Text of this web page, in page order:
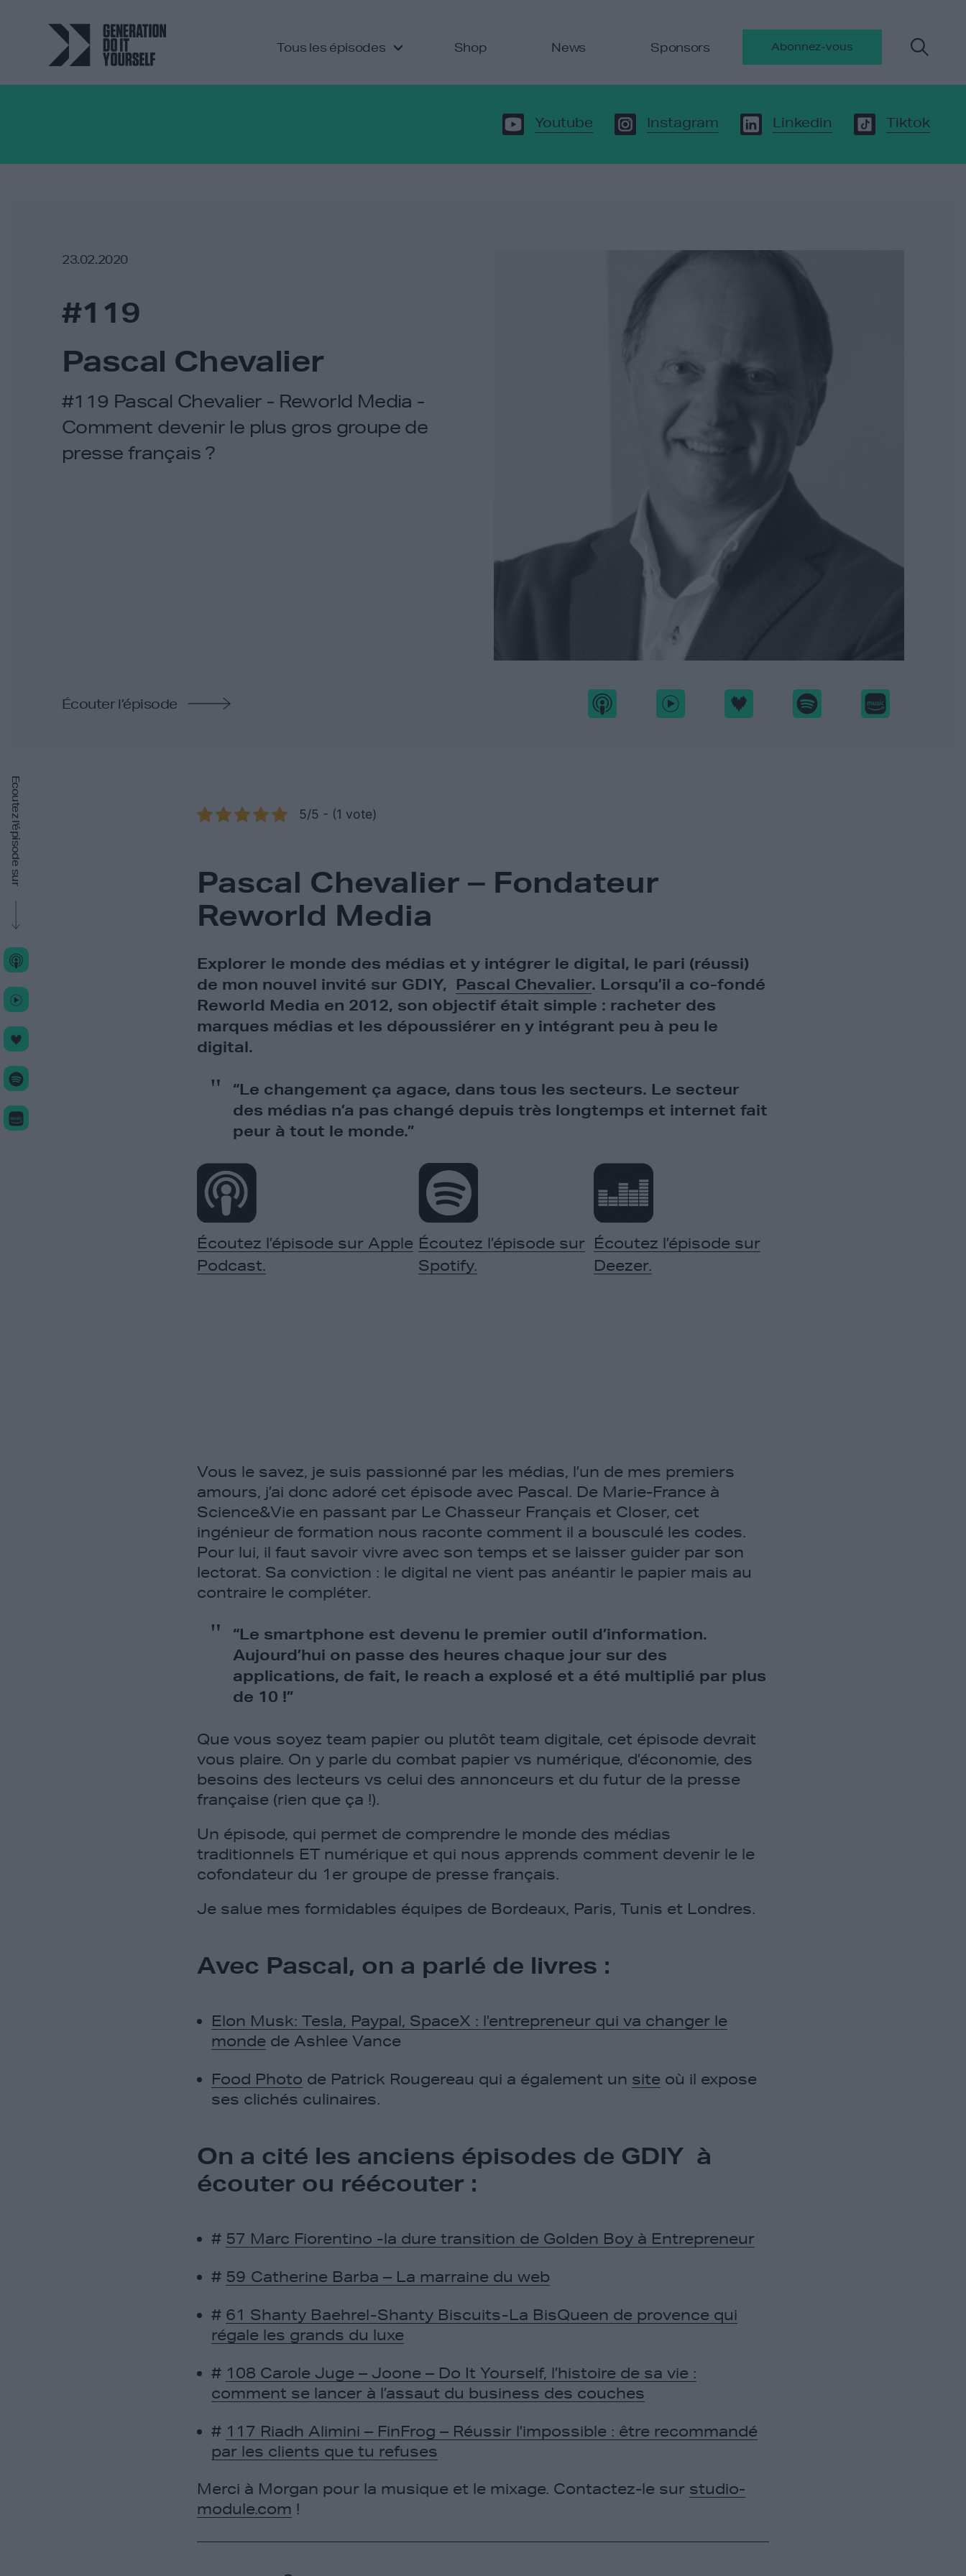
Tous les épisodes Shop News Sponsors Abonnez-vous
Youtube Instagram Linkedin Tiktok
23.02.2020
#119
Pascal Chevalier
#119 Pascal Chevalier - Reworld Media -
Comment devenir le plus gros groupe de
presse français ?
Écouter l’épisode
Ecoutez l'épisode sur 5/5 - (1 vote)
Pascal Chevalier – Fondateur
Reworld Media
Explorer le monde des médias et y intégrer le digital, le pari (réussi)
de mon nouvel invité sur GDIY, Pascal Chevalier. Lorsqu’il a co-fondé
Reworld Media en 2012, son objectif était simple : racheter des
marques médias et les dépoussiérer en y intégrant peu à peu le
digital.
“Le changement ça agace, dans tous les secteurs. Le secteur
des médias n’a pas changé depuis très longtemps et internet fait
peur à tout le monde.”
Écoutez l’épisode sur Apple
Podcast.
Écoutez l’épisode sur
Spotify.
Écoutez l’épisode sur
Deezer.
Vous le savez, je suis passionné par les médias, l’un de mes premiers
amours, j’ai donc adoré cet épisode avec Pascal. De Marie-France à
Science&Vie en passant par Le Chasseur Français et Closer, cet
ingénieur de formation nous raconte comment il a bousculé les codes.
Pour lui, il faut savoir vivre avec son temps et se laisser guider par son
lectorat. Sa conviction : le digital ne vient pas anéantir le papier mais au
contraire le compléter.
“Le smartphone est devenu le premier outil d’information.
Aujourd’hui on passe des heures chaque jour sur des
applications, de fait, le reach a explosé et a été multiplié par plus
de 10 !”
Que vous soyez team papier ou plutôt team digitale, cet épisode devrait
vous plaire. On y parle du combat papier vs numérique, d’économie, des
besoins des lecteurs vs celui des annonceurs et du futur de la presse
française (rien que ça !).
Un épisode, qui permet de comprendre le monde des médias
traditionnels ET numérique et qui nous apprends comment devenir le le
cofondateur du 1er groupe de presse français.
Je salue mes formidables équipes de Bordeaux, Paris, Tunis et Londres.
Avec Pascal, on a parlé de livres :
Elon Musk: Tesla, Paypal, SpaceX : l’entrepreneur qui va changer le
monde de Ashlee Vance
Food Photo de Patrick Rougereau qui a également un site où il expose
ses clichés culinaires.
On a cité les anciens épisodes de GDIY à
écouter ou réécouter :
# 57 Marc Fiorentino - la dure transition de Golden Boy à Entrepreneur
# 59 Catherine Barba – La marraine du web
# 61 Shanty Baehrel - Shanty Biscuits - La BisQueen de provence qui
régale les grands du luxe
# 108 Carole Juge – Joone – Do It Yourself, l’histoire de sa vie :
comment se lancer à l’assaut du business des couches
# 117 Riadh Alimini – FinFrog – Réussir l’impossible : être recommandé
par les clients que tu refuses
Merci à Morgan pour la musique et le mixage. Contactez-le sur studio-
module.com !